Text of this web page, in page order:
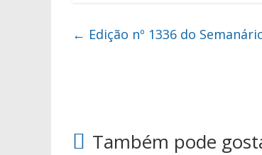
← Edição nº 1336 do
Também pode